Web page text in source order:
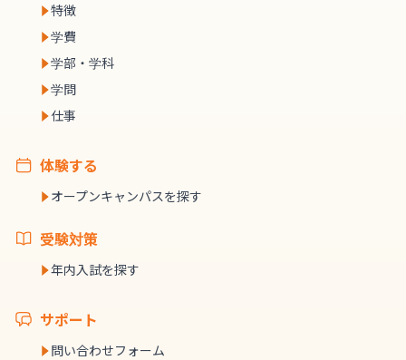
特徴
学費
学部・学科
学問
仕事
体験する
オープンキャンパスを探す
受験対策
年内入試を探す
サポート
問い合わせフォーム